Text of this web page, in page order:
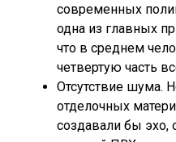
современных
одна из главных
что в среднем
четвертую часть
Отсутствие шума.
отделочных
создавали бы эхо,